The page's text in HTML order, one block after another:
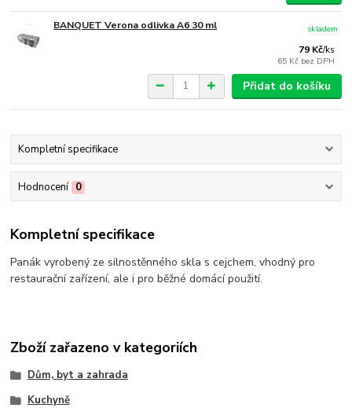
BANQUET Verona odlivka A6 30 ml
79 Kč/ks
65 Kč bez DPH
skladem
Přidat do košíku
Kompletní specifikace
Hodnocení 0
Kompletní specifikace
Panák vyrobený ze silnostěnného skla s cejchem, vhodný pro
restaurační zařízení, ale i pro běžné domácí použití.
Zboží zařazeno v kategoriích
Dům, byt a zahrada
Kuchyně